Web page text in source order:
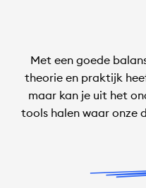
Met een goede
theorie en praktijk
maar kan je uit het
tools halen waar onze